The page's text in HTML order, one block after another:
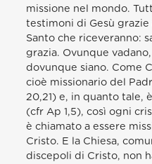
missione nel mondo.
testimoni di Gesù
Santo che riceveranno:
grazia. Ovunque vadano,
dovunque siano. Come
cioè missionario del
20,21) e, in quanto tale,
(cfr Ap 1,5), così ogni
è chiamato a essere
Cristo. E la Chiesa,
discepoli di Cristo, non